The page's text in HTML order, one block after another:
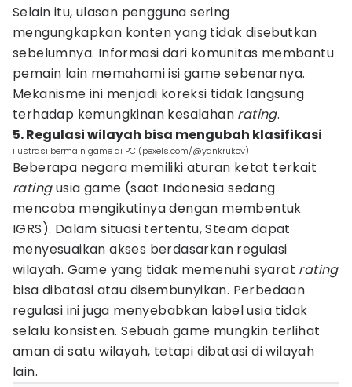
Selain itu, ulasan pengguna sering
mengungkapkan konten yang tidak disebutkan
sebelumnya. Informasi dari komunitas membantu
pemain lain memahami isi game sebenarnya.
Mekanisme ini menjadi koreksi tidak langsung
terhadap kemungkinan kesalahan rating.
5. Regulasi wilayah bisa mengubah klasifikasi
ilustrasi bermain game di PC (pexels.com/@yankrukov)
Beberapa negara memiliki aturan ketat terkait
ratingusia game (saat Indonesia sedang
mencoba mengikutinya dengan membentuk
IGRS). Dalam situasi tertentu, Steam dapat
menyesuaikan akses berdasarkan regulasi
wilayah. Game yang tidak memenuhi syarat rating
bisa dibatasi atau disembunyikan. Perbedaan
regulasi ini juga menyebabkan label usia tidak
selalu konsisten. Sebuah game mungkin terlihat
aman di satu wilayah, tetapi dibatasi di wilayah
lain.